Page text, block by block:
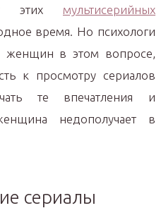
этих мультисерийных
время. Но психологи
женщин в этом вопросе,
к просмотру сериалов
те впечатления и
недополучает в
сериалы